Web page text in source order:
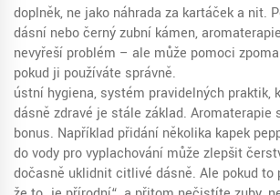
doplněk, ne jako náhrada za kartáček a nit.
dásní nebo černý zubní kámen,
nevyřeší problém – ale může pomoci
pokud ji používáte správně.
ústní hygiena, systém pravidelných praktik,
dásně zdravé je stále základ. Aromaterapie
bonus. Například přidání několika kapek
do vody pro vyplachování může zlepšit
dočasně uklidnit citlivé dásně. Ale pokud to